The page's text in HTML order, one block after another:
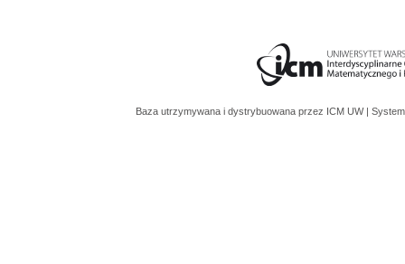
Baza utrzymywana i dystrybuowana przez ICM UW |